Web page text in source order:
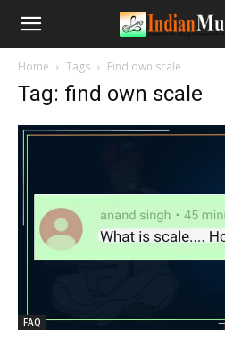
Home Tags Find own scale
Tag: find own scale
FAQ